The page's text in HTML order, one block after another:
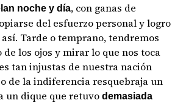
noche y día, con ganas de
del esfuerzo personal y logro
así. Tarde o temprano, tendremos
los ojos y mirar lo que nos toca
tan injustas de nuestra nación
de la indiferencia resquebraja un
un dique que retuvodemasiada